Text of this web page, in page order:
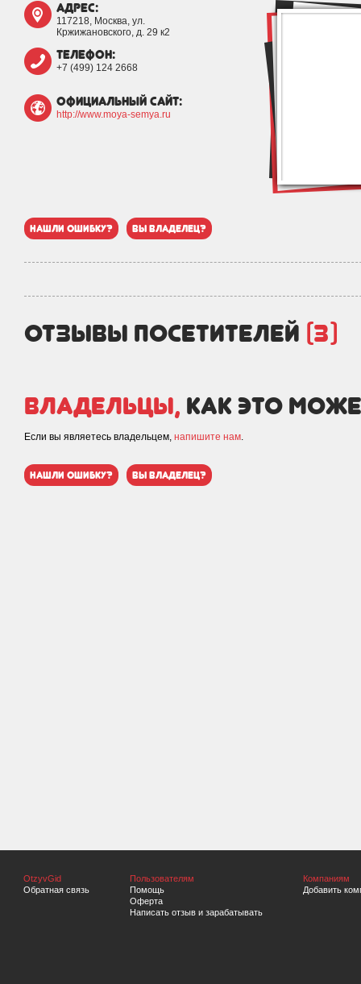
адрес:
117218, Москва, ул.
Кржижановского, д. 29 к2
телефон:
+7 (499) 124 2668
официальный сайт:
http://www.moya-semya.ru
нашли ошибку? вы владелец?
отзывы посетителей (3)
Владельцы, как это
Если вы являетесь владельцем, напишите нам.
нашли ошибку? вы владелец?
OtzyvGid
Обратная связь
Пользователям
Помощь
Оферта
Написать отзыв и зарабатывать
Компаниям
Добавить